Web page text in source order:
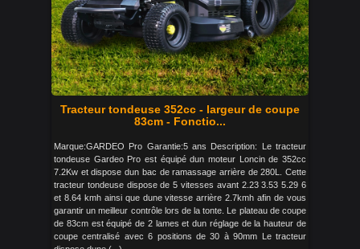
Tracteur tondeuse 352cc - largeur de coupe
83cm - Fonctio...
Marque:GARDEO Pro Garantie:5 ans Description: Le tracteur
tondeuse Gardeo Pro est équipé dun moteur Loncin de 352cc
7.2Kw et dispose dun bac de ramassage arrière de 280L. Cette
tracteur tondeuse dispose de 5 vitesses avant 2.23 3.53 5.29 6
et 8.64 kmh ainsi que dune vitesse arrière 2.7kmh afin de vous
garantir un meilleur contrôle lors de la tonte. Le plateau de coupe
de 83cm est équipé de 2 lames et dun réglage de la hauteur de
coupe centralisé avec 6 positions de 30 à 90mm Le tracteur